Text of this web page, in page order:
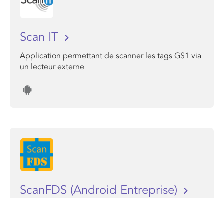
Scan IT
Application permettant de scanner les tags GS1 via
un lecteur externe
ScanFDS (Android Entreprise)